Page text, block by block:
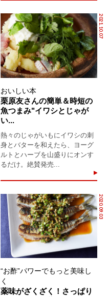
2021.10.07
おいしい本
栗原友さんの簡単＆時短の
魚つまみ"イワシとじゃが
い...
熱々のじゃがいもにイワシの刺
身とバターを和えたら、ヨーグ
ルトとハーブを山盛りにオンす
るだけ。絶賛発売...
2020.09.03
“お酢”パワーでもっと美味し
く
薬味がざくざく！さっぱり